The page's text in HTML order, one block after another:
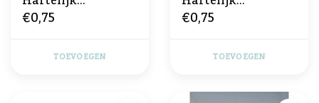
Gefeliciteerd
€0,75
TOEVOEGEN
Gefeliciteerd
€0,75
TOEVOEGEN